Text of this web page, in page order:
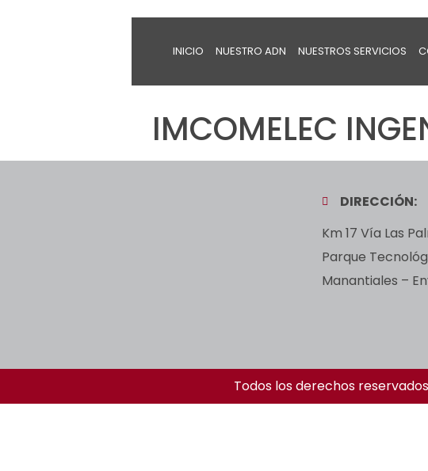
INICIO NUESTRO ADN NUESTROS SERVICIOS
IMCOMELEC
DIRECCIÓN:
Km 17 Vía Las
Parque
Manantiales –
Todos los derechos